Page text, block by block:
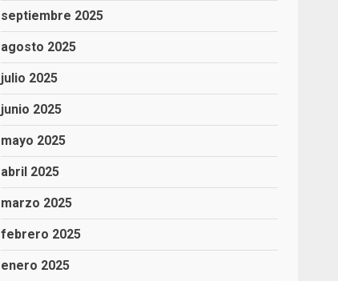
septiembre 2025
agosto 2025
julio 2025
junio 2025
mayo 2025
abril 2025
marzo 2025
febrero 2025
enero 2025